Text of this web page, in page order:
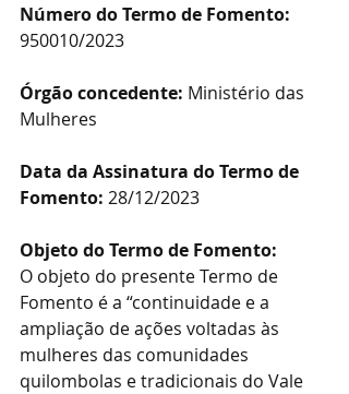
Número do Termo de Fomento:
950010/2023
Órgão concedente: Ministério das
Mulheres
Data da Assinatura do Termo de
Fomento: 28/12/2023
Objeto do Termo de Fomento:
O objeto do presente Termo de
Fomento é a “continuidade e a
ampliação de ações voltadas às
mulheres das comunidades
quilombolas e tradicionais do Vale